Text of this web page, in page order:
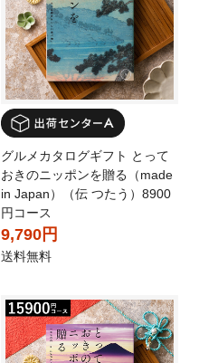
グルメカタログギフト とって
おきのニッポンを贈る（made
in Japan）（伝 つたう）8900
円コース
9,790円
送料無料